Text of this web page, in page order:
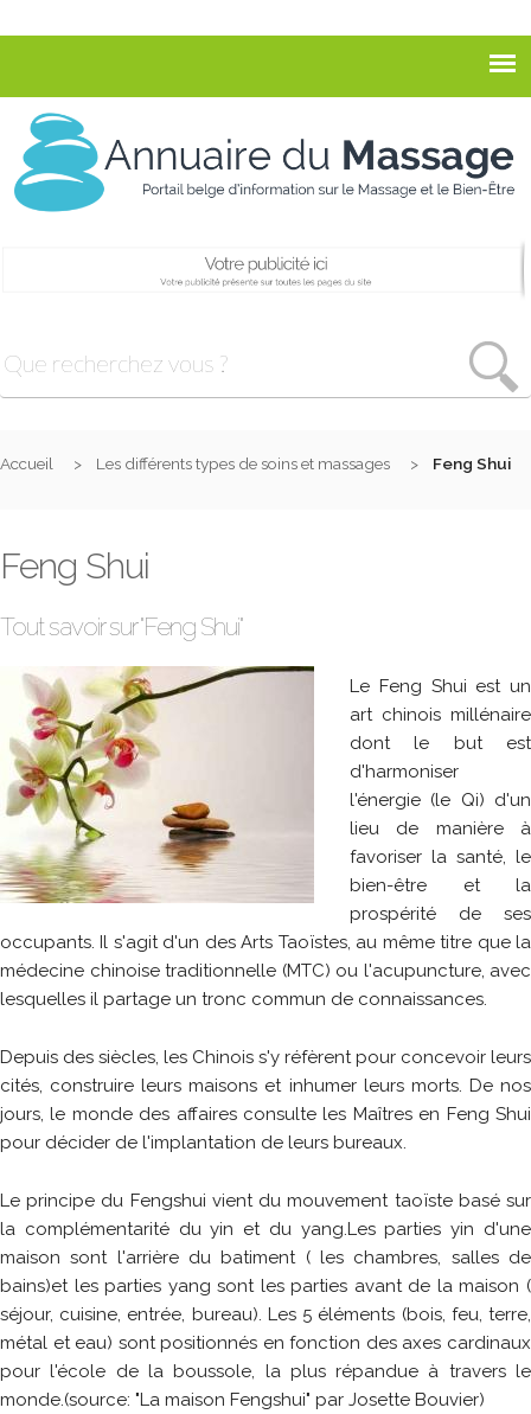
Accueil Les différents types de soins et massages Feng Shui
Feng Shui
Tout savoir sur "Feng Shui"
Le Feng Shui est un
art chinois millénaire
dont le but est
d'harmoniser
l'énergie (le Qi) d'un
lieu de manière à
favoriser la santé, le
bien-être et la
prospérité de ses
occupants. Il s'agit d'un des Arts Taoïstes, au même titre que la
médecine chinoise traditionnelle (MTC) ou l'acupuncture, avec
lesquelles il partage un tronc commun de connaissances.
Depuis des siècles, les Chinois s'y réfèrent pour concevoir leurs
cités, construire leurs maisons et inhumer leurs morts. De nos
jours, le monde des affaires consulte les Maîtres en Feng Shui
pour décider de l'implantation de leurs bureaux.
Le principe du Fengshui vient du mouvement taoïste basé sur
la complémentarité du yin et du yang.Les parties yin d'une
maison sont l'arrière du batiment ( les chambres, salles de
bains)et les parties yang sont les parties avant de la maison (
séjour, cuisine, entrée, bureau). Les 5 éléments (bois, feu, terre,
métal et eau) sont positionnés en fonction des axes cardinaux
pour l'école de la boussole, la plus répandue à travers le
monde.(source: "La maison Fengshui" par Josette Bouvier)